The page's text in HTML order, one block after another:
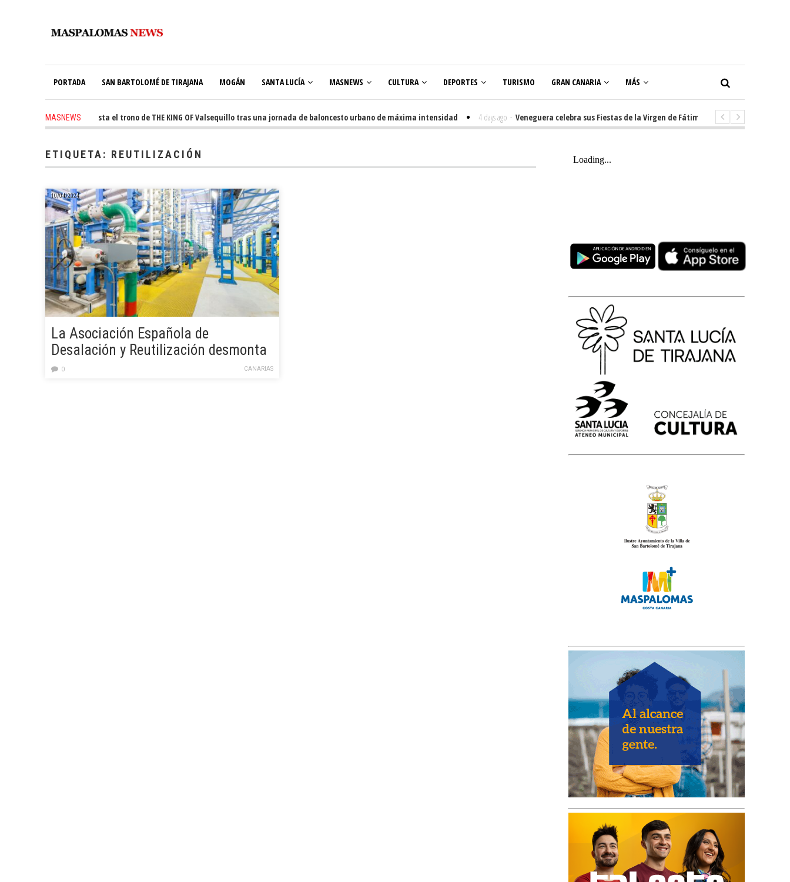
PORTADA SAN BARTOLOMÉ DE TIRAJANA MOGÁN SANTA LUCÍA MASNEWS CULTURA DEPORTES TURISMO GRAN CANARIA MÁS
MASNEWS
Ale Martín conquista el trono de THE KING OF Valsequillo tras una jornada de baloncesto urbano de máxima intensidad 4 days ago - Veneguera celebra sus Fiestas de la Virgen de Fátima con diez días de tradición,
ETIQUETA: REUTILIZACIÓN
10/04/2024
La Asociación Española de
Desalación y Reutilización desmonta
10 mitos sobre el agua desalada
CANARIAS
0